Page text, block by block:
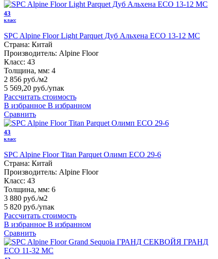
43
класс
SPC Alpine Floor Light Parquet Дуб Альхена ЕСО 13-12 MC
Страна: Китай
Производитель: Alpine Floor
Класс: 43
Толщина, мм: 4
2 856 руб./м2
5 569,20 руб./упак
Рассчитать стоимость
В избранное В избранном
Сравнить
43
класс
SPC Alpine Floor Titan Parquet Олимп ЕСО 29-6
Страна: Китай
Производитель: Alpine Floor
Класс: 43
Толщина, мм: 6
3 880 руб./м2
5 820 руб./упак
Рассчитать стоимость
В избранное В избранном
Сравнить